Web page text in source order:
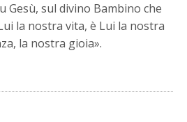
Gesù, sul divino Bambino che
la nostra vita, è Lui la nostra
la nostra gioia».